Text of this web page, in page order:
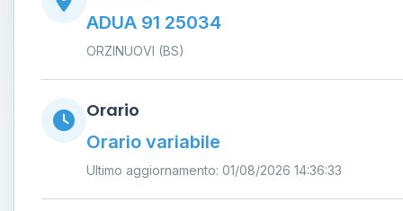
ADUA 91 25034
ORZINUOVI (BS)
Orario
Orario variabile
Ultimo aggiornamento: 01/08/2026 14:36:33